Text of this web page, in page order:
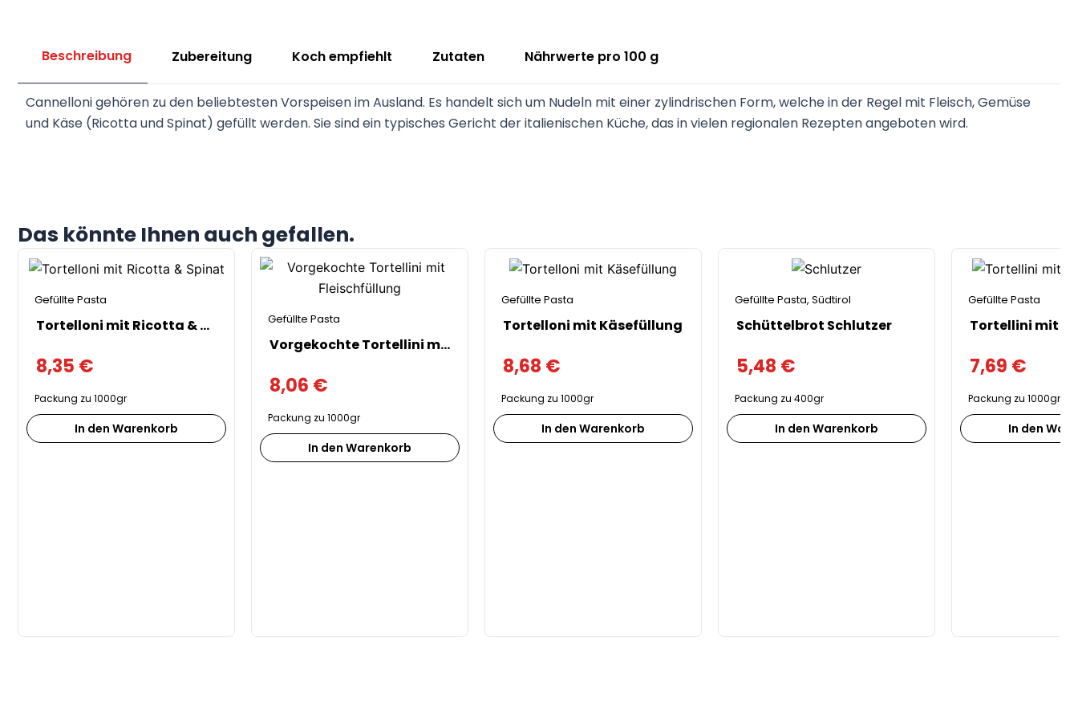
Beschreibung Zubereitung Koch empfiehlt Zutaten Nährwerte pro 100 g
Cannelloni gehören zu den beliebtesten Vorspeisen im Ausland. Es handelt sich um Nudeln mit einer zylindrischen Form, welche in der Regel mit Fleisch, Gemüse
und Käse (Ricotta und Spinat) gefüllt werden. Sie sind ein typisches Gericht der italienischen Küche, das in vielen regionalen Rezepten angeboten wird.
Das könnte Ihnen auch gefallen.
Gefüllte Pasta
Tortelloni mit Ricotta & Spinat
8,35 €
Packung zu 1000gr
In den Warenkorb
Gefüllte Pasta
Vorgekochte Tortellini mit Fleischfüllung
8,06 €
Packung zu 1000gr
In den Warenkorb
Gefüllte Pasta
Tortelloni mit Käsefüllung
8,68 €
Packung zu 1000gr
In den Warenkorb
Gefüllte Pasta,Südtirol
Schüttelbrot Schlutzer
5,48 €
Packung zu 400gr
In den Warenkorb
Gefüllte Pasta
7,69 €
Packung zu 1000gr
In den